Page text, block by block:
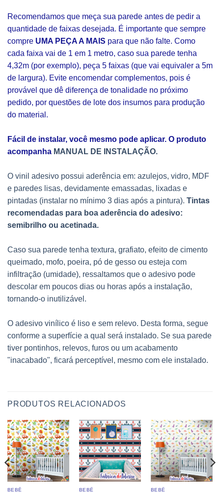
Recomendamos que meça sua parede antes de pedir a
quantidade de faixas desejada. É importante que sempre
compre UMA PEÇA A MAIS para que não falte. Como
cada faixa vai de 1 em 1 metro, caso sua parede tenha
4,32m (por exemplo), peça 5 faixas (que vai equivaler a 5m
de largura). Evite encomendar complementos, pois é
provável que dê diferença de tonalidade no próximo
pedido, por questões de lote dos insumos para produção
do material.
Fácil de instalar, você mesmo pode aplicar. O produto
acompanha MANUAL DE INSTALAÇÃO.
O vinil adesivo possui aderência em: azulejos, vidro, MDF
e paredes lisas, devidamente emassadas, lixadas e
pintadas (instalar no mínimo 3 dias após a pintura). Tintas
recomendadas para boa aderência do adesivo:
semibrilho ou acetinada.
Caso sua parede tenha textura, grafiato, efeito de cimento
queimado, mofo, poeira, pó de gesso ou esteja com
infiltração (umidade), ressaltamos que o adesivo pode
descolar em poucos dias ou horas após a instalação,
tornando-o inutilizável.
O adesivo vinílico é liso e sem relevo. Desta forma, segue
conforme a superfície a qual será instalado. Se sua parede
tiver pontinhos, relevos, furos ou um acabamento
"inacabado", ficará perceptível, mesmo com ele instalado.
PRODUTOS RELACIONADOS
BEBÊ BEBÊ BEBÊ